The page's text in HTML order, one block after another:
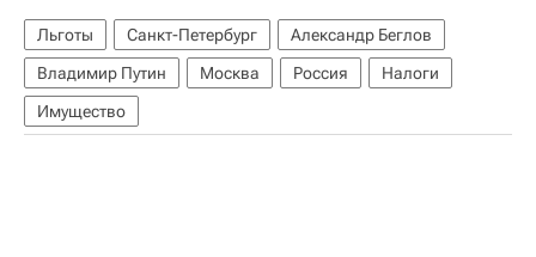
Льготы Санкт-Петербург
Александр Беглов
Владимир Путин
Москва Россия
Налоги
Имущество